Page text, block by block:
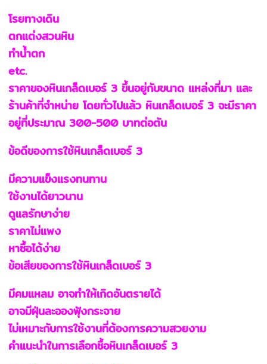
โรยทางเดิน
ตกแต่งสวนหิน
ทำน้ำตก
etc.
ราคาของหินเกล็ดเบอร์ 3 ขึ้นอยู่กับขนาด แหล่งที่มา และ
ร้านค้าที่จำหน่าย โดยทั่วไปแล้ว หินเกล็ดเบอร์ 3 จะมีราคา
อยู่ที่ประมาณ 300-500 บาทต่อตัน
ข้อดีของการใช้หินเกล็ดเบอร์ 3
มีความแข็งแรงทนทาน
ใช้งานได้ยาวนาน
ดูแลรักษาง่าย
ราคาไม่แพง
หาซื้อได้ง่าย
ข้อเสียของการใช้หินเกล็ดเบอร์ 3
มีคมแหลม อาจทำให้เกิดอันตรายได้
อาจมีฝุ่นละอองฟุ้งกระจาย
ไม่เหมาะกับการใช้งานที่ต้องการความสวยงาม
คำแนะนำในการเลือกซื้อหินเกล็ดเบอร์ 3